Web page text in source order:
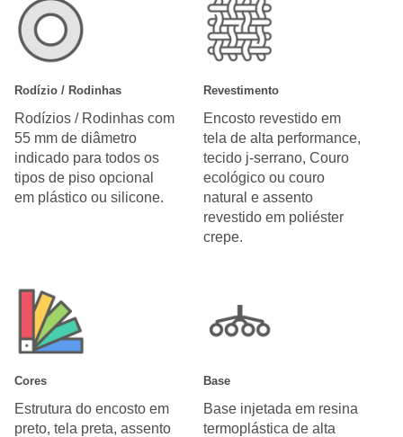
Rodízio / Rodinhas
Rodízios / Rodinhas com
55 mm de diâmetro
indicado para todos os
tipos de piso opcional
em plástico ou silicone.
Revestimento
Encosto revestido em
tela de alta performance,
tecido j-serrano, Couro
ecológico ou couro
natural e assento
revestido em poliéster
crepe.
Cores
Estrutura do encosto em
preto, tela preta, assento
Base
Base injetada em resina
termoplástica de alta